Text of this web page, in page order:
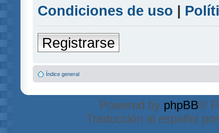
Condiciones de uso |
Registrarse
Índice general
Powered by phpBB®
Traducción al español